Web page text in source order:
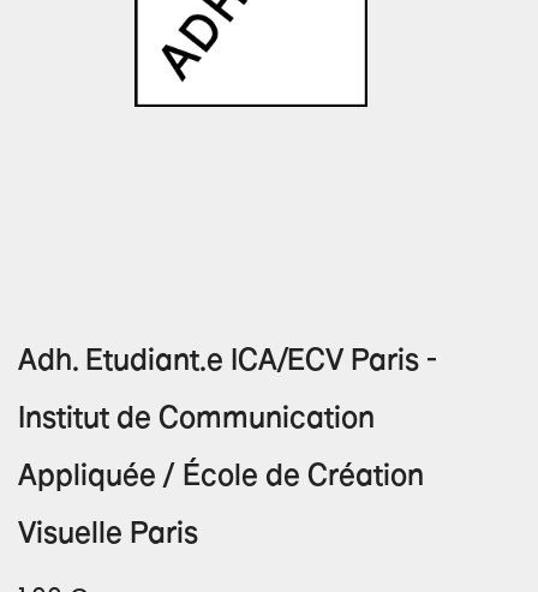
Adh. Etudiant.e ICA/ECV Paris -
Institut de Communication
Appliquée / École de Création
Visuelle Paris